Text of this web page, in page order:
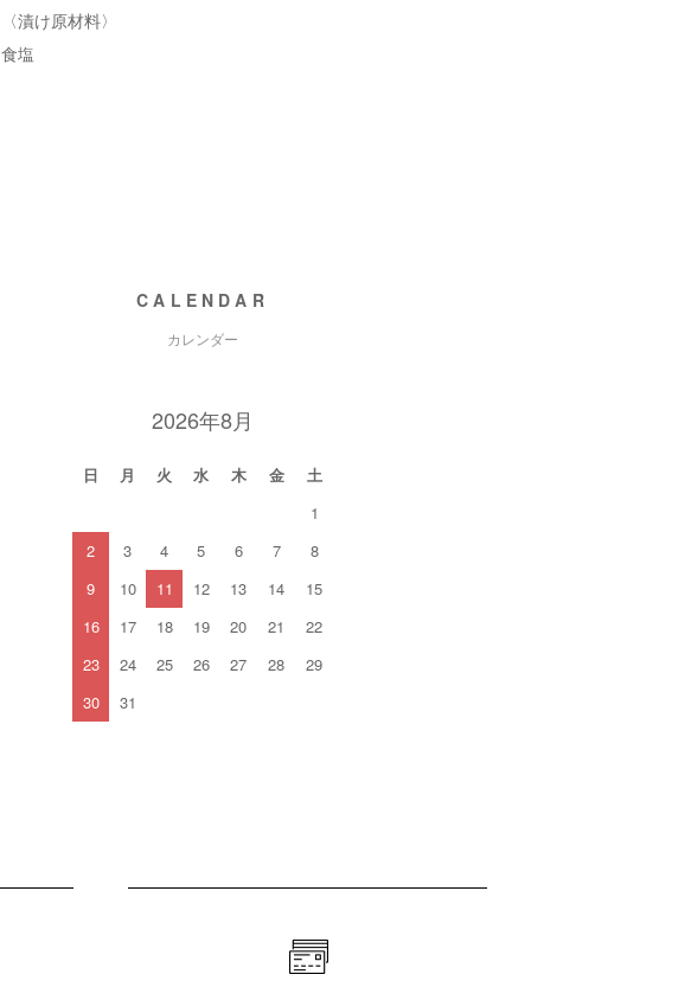
〈漬け原材料〉
食塩
CALENDAR
カレンダー
2026年8月
日 月 火 水 木 金
土
1
2
3 4 5 6 7
8
9
10 11 12 13 14
15
16
17 18 19 20 21
22
23
24 25 26 27 28
29
30
31